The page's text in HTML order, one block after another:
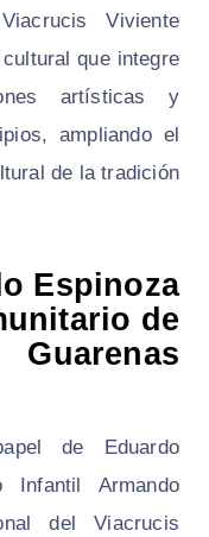
Viviente
que integre
artísticas y
ampliando el
de la tradición.
Espinoza
de
Guarenas
de Eduardo
Infantil Armando
del Viacrucis